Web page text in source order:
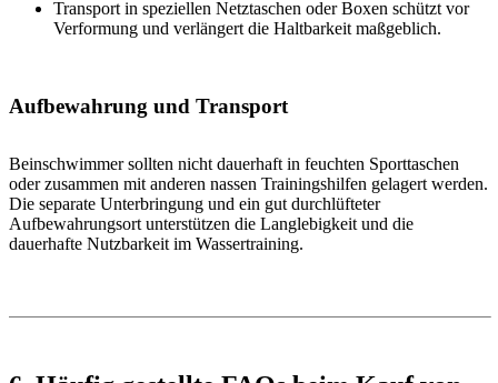
Transport in speziellen Netztaschen oder Boxen schützt vor
Verformung und verlängert die Haltbarkeit maßgeblich.
Aufbewahrung und Transport
Beinschwimmer sollten nicht dauerhaft in feuchten Sporttaschen
oder zusammen mit anderen nassen Trainingshilfen gelagert werden.
Die separate Unterbringung und ein gut durchlüfteter
Aufbewahrungsort unterstützen die Langlebigkeit und die
dauerhafte Nutzbarkeit im Wassertraining.